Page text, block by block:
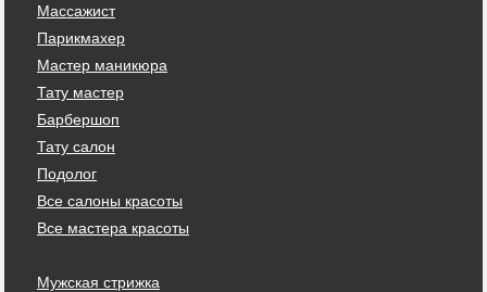
Массажист
Парикмахер
Мастер маникюра
Тату мастер
Барбершоп
Тату салон
Подолог
Все салоны красоты
Все мастера красоты
Мужская стрижка